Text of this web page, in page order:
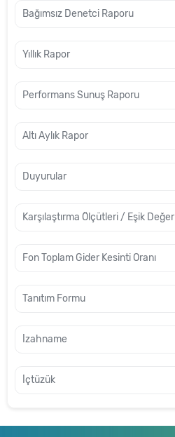
Bağımsız Denetci Raporu
Yıllık Rapor
Performans Sunuş Raporu
Altı Aylık Rapor
Duyurular
Karşılaştırma Ölçütleri / Eşik Değer
Fon Toplam Gider Kesinti Oranı
Tanıtım Formu
İzahname
İçtüzük